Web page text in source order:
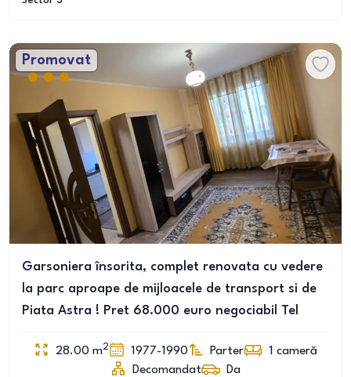
Promovat
Garsoniera însorita, complet renovata cu vedere
la parc aproape de mijloacele de transport si de
Piata Astra ! Pret 68.000 euro negociabil Tel
28.00 m2 1977-1990 Parter 1 cameră
Decomandat
Da